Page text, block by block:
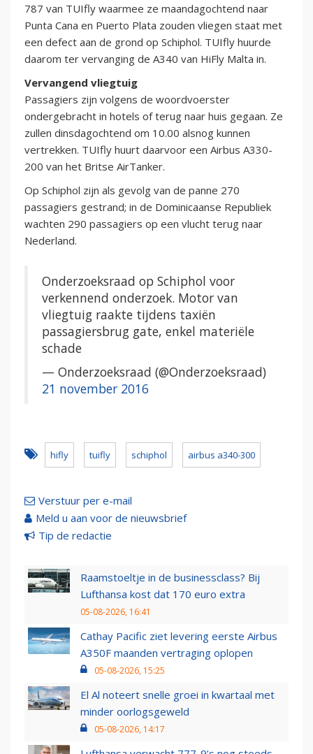
787 van TUIfly waarmee ze maandagochtend naar
Punta Cana en Puerto Plata zouden vliegen staat met
een defect aan de grond op Schiphol. TUIfly huurde
daarom ter vervanging de A340 van HiFly Malta in.
Vervangend vliegtuig
Passagiers zijn volgens de woordvoerster
ondergebracht in hotels of terug naar huis gegaan. Ze
zullen dinsdagochtend om 10.00 alsnog kunnen
vertrekken. TUIfly huurt daarvoor een Airbus A330-
200 van het Britse AirTanker.
Op Schiphol zijn als gevolg van de panne 270
passagiers gestrand; in de Dominicaanse Republiek
wachten 290 passagiers op een vlucht terug naar
Nederland.
Onderzoeksraad op Schiphol voor
verkennend onderzoek. Motor van
vliegtuig raakte tijdens taxiën
passagiersbrug gate, enkel materiële
schade
— Onderzoeksraad (@Onderzoeksraad)
21 november 2016
hifly tuifly schiphol airbus a340-300
Verstuur per e-mail
Meld u aan voor de nieuwsbrief
Tip de redactie
Raamstoeltje in de businessclass? Bij
Lufthansa kost dat 170 euro extra
05-08-2026, 16:41
Cathay Pacific ziet levering eerste Airbus
A350F maanden vertraging oplopen
05-08-2026, 15:25
El Al noteert snelle groei in kwartaal met
minder oorlogsgeweld
05-08-2026, 14:17